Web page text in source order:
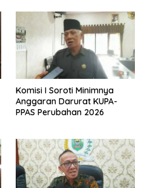
Komisi I Soroti Minimnya
Anggaran Darurat KUPA-
PPAS Perubahan 2026